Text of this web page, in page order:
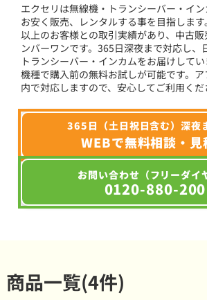
エクセリは無線機・トランシーバー・イ
お安く販売、レンタルする事を目指しま
以上のお客様との取引実績があり、中古
ンバーワンです。365日深夜まで対応し、
トランシーバー・インカムをお届けして
機種で購入前の無料お試しが可能です。
内で対応しますので、安心してご利用くだ
365日（土日祝日含む）深夜
WEBで無料相談・見
お問い合わせ（フリーダイ
0120-880-200
商品一覧(4件)